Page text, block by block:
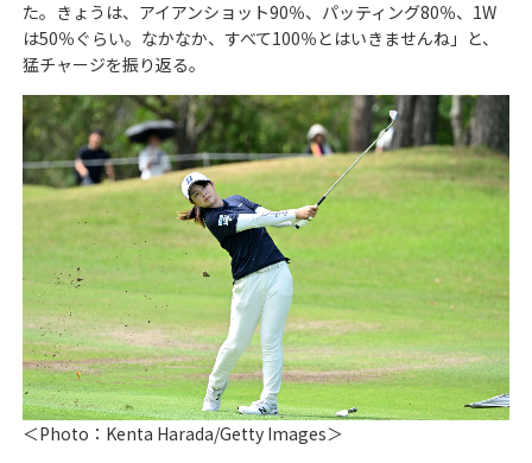
た。きょうは、アイアンショット90％、パッティング80％、1W
は50％ぐらい。なかなか、すべて100％とはいきませんね」と、
猛チャージを振り返る。
＜Photo：Kenta Harada/Getty Images＞